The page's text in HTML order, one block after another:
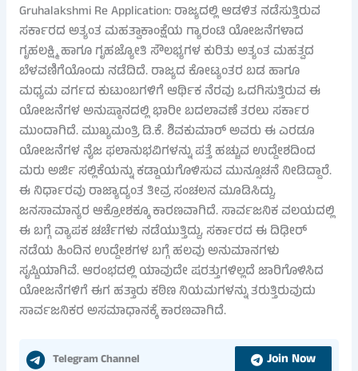
Gruhalakshmi Re Application: ರಾಜ್ಯದಲ್ಲಿ ಆಡಳಿತ ನಡೆಸುತ್ತಿರುವ
ಸರ್ಕಾರದ ಅತ್ಯಂತ ಮಹತ್ವಾಕಾಂಕ್ಷೆಯ ಗ್ಯಾರಂಟಿ ಯೋಜನೆಗಳಾದ
ಗೃಹಲಕ್ಷ್ಮಿ ಹಾಗೂ ಗೃಹಜ್ಯೋತಿ ಸೌಲಭ್ಯಗಳ ಕುರಿತು ಅತ್ಯಂತ ಮಹತ್ವದ
ಬೆಳವಣಿಗೆಯೊಂದು ನಡೆದಿದೆ. ರಾಜ್ಯದ ಕೋಟ್ಯಂತರ ಬಡ ಹಾಗೂ
ಮಧ್ಯಮ ವರ್ಗದ ಕುಟುಂಬಗಳಿಗೆ ಆರ್ಥಿಕ ನೆರವು ಒದಗಿಸುತ್ತಿರುವ ಈ
ಯೋಜನೆಗಳ ಅನುಷ್ಠಾನದಲ್ಲಿ ಭಾರೀ ಬದಲಾವಣೆ ತರಲು ಸರ್ಕಾರ
ಮುಂದಾಗಿದೆ. ಮುಖ್ಯಮಂತ್ರಿ ಡಿ.ಕೆ. ಶಿವಕುಮಾರ್ ಅವರು ಈ ಎರಡೂ
ಯೋಜನೆಗಳ ನೈಜ ಫಲಾನುಭವಿಗಳನ್ನು ಪತ್ತೆ ಹಚ್ಚುವ ಉದ್ದೇಶದಿಂದ
ಮರು ಅರ್ಜಿ ಸಲ್ಲಿಕೆಯನ್ನು ಕಡ್ಡಾಯಗೊಳಿಸುವ ಮುನ್ಸೂಚನೆ ನೀಡಿದ್ದಾರೆ.
ಈ ನಿರ್ಧಾರವು ರಾಜ್ಯಾದ್ಯಂತ ತೀವ್ರ ಸಂಚಲನ ಮೂಡಿಸಿದ್ದು,
ಜನಸಾಮಾನ್ಯರ ಆಕ್ರೋಶಕ್ಕೂ ಕಾರಣವಾಗಿದೆ. ಸಾರ್ವಜನಿಕ ವಲಯದಲ್ಲಿ
ಈ ಬಗ್ಗೆ ವ್ಯಾಪಕ ಚರ್ಚೆಗಳು ನಡೆಯುತ್ತಿದ್ದು, ಸರ್ಕಾರದ ಈ ದಿಢೀರ್
ನಡೆಯ ಹಿಂದಿನ ಉದ್ದೇಶಗಳ ಬಗ್ಗೆ ಹಲವು ಅನುಮಾನಗಳು
ಸೃಷ್ಟಿಯಾಗಿವೆ. ಆರಂಭದಲ್ಲಿ ಯಾವುದೇ ಷರತ್ತುಗಳಿಲ್ಲದೆ ಜಾರಿಗೊಳಿಸಿದ
ಯೋಜನೆಗಳಿಗೆ ಈಗ ಹತ್ತಾರು ಕಠಿಣ ನಿಯಮಗಳನ್ನು ತರುತ್ತಿರುವುದು
ಸಾರ್ವಜನಿಕರ ಅಸಮಾಧಾನಕ್ಕೆ ಕಾರಣವಾಗಿದೆ.
Telegram Channel Join Now